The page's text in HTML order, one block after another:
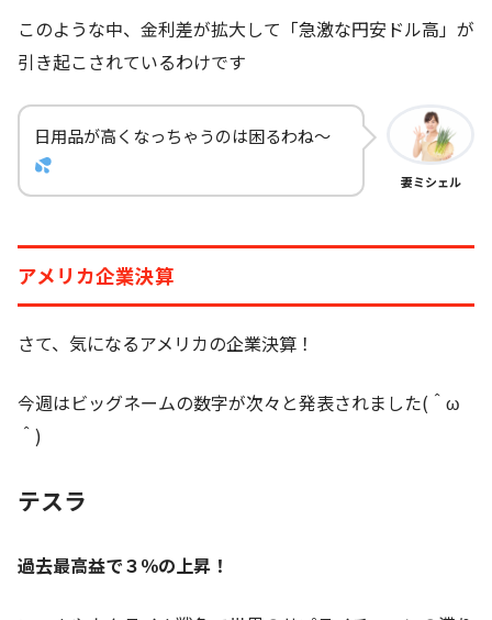
このような中、金利差が拡大して「急激な円安ドル高」が
引き起こされているわけです
日用品が高くなっちゃうのは困るわね～
妻ミシェル
アメリカ企業決算
さて、気になるアメリカの企業決算！
今週はビッグネームの数字が次々と発表されました(＾ω
＾)
テスラ
過去最高益で３％の上昇！